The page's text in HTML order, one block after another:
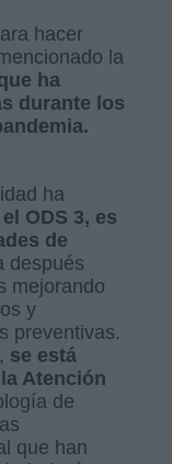
hacer
la
ha
durante los
ha
ODS 3, es
de
después
mejorando
y
preventivas.
se está
Atención
de
que han